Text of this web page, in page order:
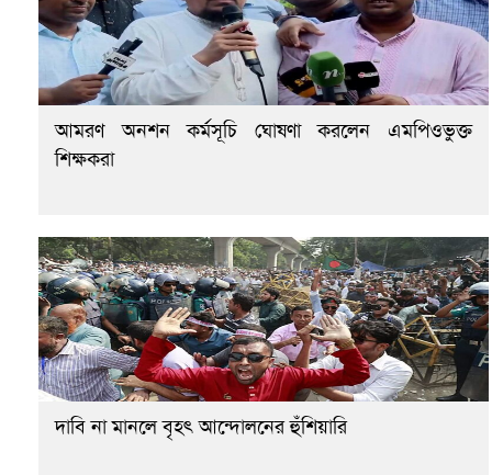
আমরণ অনশন কর্মসূচি ঘোষণা করলেন এমপিওভুক্ত
শিক্ষকরা
দাবি না মানলে বৃহৎ আন্দোলনের হুঁশিয়ারি